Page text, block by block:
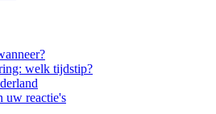
welk tijdstip?
uw reactie's